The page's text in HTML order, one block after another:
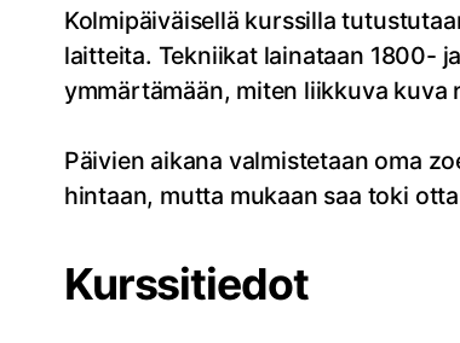
Kolmipäiväisellä kurssilla
laitteita. Tekniikat lainataan 1800-
ymmärtämään, miten liikkuva kuva
Päivien aikana valmistetaan oma
hintaan, mutta mukaan saa toki
Kurssitiedot